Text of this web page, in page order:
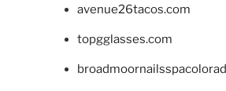
avenue26tacos.com
topgglasses.com